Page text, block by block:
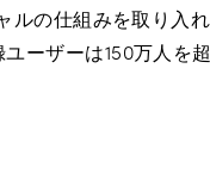
の仕組みを取り入
ーザーは150万人を超